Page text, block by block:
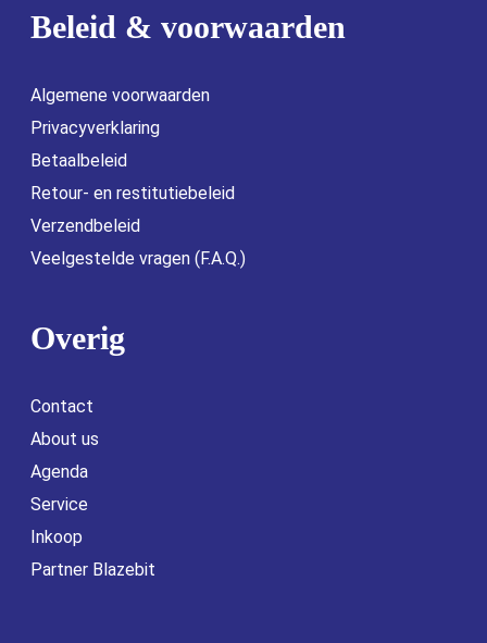
Beleid & voorwaarden
Algemene voorwaarden
Privacyverklaring
Betaalbeleid
Retour- en restitutiebeleid
Verzendbeleid
Veelgestelde vragen (F.A.Q.)
Overig
Contact
About us
Agenda
Service
Inkoop
Partner Blazebit